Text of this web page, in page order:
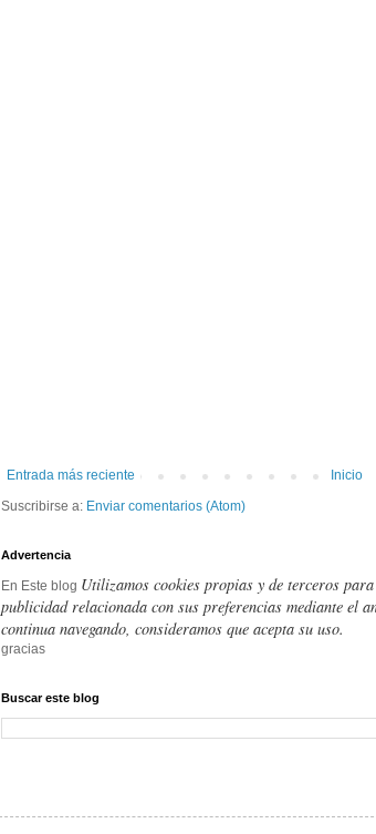
Entrada más reciente
Inicio
Suscribirse a: Enviar comentarios (Atom)
Advertencia
En Este blog Utilizamos cookies propias y de terceros
publicidad relacionada con sus preferencias mediante el
continua navegando, consideramos que acepta su uso.
gracias
Buscar este blog